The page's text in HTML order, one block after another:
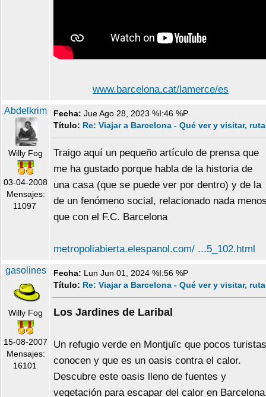
www.barcelona.cat/lamerce/es
Abdelkrim
Willy Fog
03-04-2008
Mensajes:
11097
Fecha: Jue Ago 28, 2023 %I:46 %P
Título: Re: Viajar a Barcelona - Qué ver y visitar,
Traigo aquí un pequeño artículo de prensa que
me ha gustado porque habla de la historia de
una casa (que se puede ver por dentro) y de la
de un fenómeno social, relacionado nada
que con el F.C. Barcelona
metropoliabierta.elespanol.com/ ...5_102.html
gasolines
Willy Fog
15-08-2007
Mensajes:
16101
Fecha: Lun Jun 01, 2024 %I:56 %P
Título: Re: Viajar a Barcelona - Qué ver y visitar,
Los Jardines de Laribal
Un refugio verde en Montjuïc que pocos turistas
conocen y que es un oasis contra el calor.
Descubre este oasis lleno de fuentes y
vegetación para escapar del calor en Barcelona